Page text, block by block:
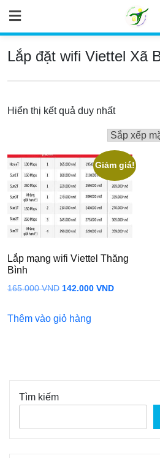
content
Lắp đặt wifi Viettel Xã
Hiển thị kết quả duy nhất
Giảm giá!
Lắp mạng wifi Viettel Thăng
Bình
165.000VND Giá
là:
142.000 VNDGiá
Thêm vào giỏ hàng
Tìm kiếm